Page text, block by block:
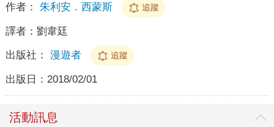
作者： 朱利安．西蒙斯 追蹤
譯者： 劉韋廷
出版社： 漫遊者 追蹤
出版日： 2018/02/01
活動訊息